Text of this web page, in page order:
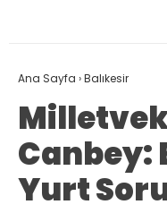
Ana Sayfa ›Balıkesir
Canbey:
Yurt